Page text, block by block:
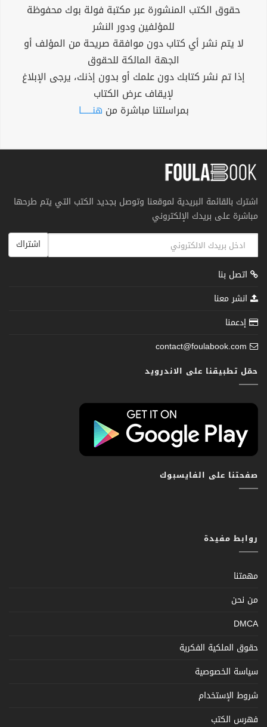
حقوق الكتب المنشورة عبر مكتبة فولة بوك محفوظة
للمؤلفين ودور النشر
لا يتم نشر أي كتاب دون موافقة صريحة من المؤلف أو
الجهة المالكة للحقوق
إذا تم نشر كتابك دون علمك أو بدون إذنك، يرجى الإبلاغ
لإيقاف عرض الكتاب
بمراسلتنا مباشرة من هنــــــا
اشترك بالقائمة البريدية لموقعنا وتوصل بجديد الكتب التي يتم طرحها
مباشرة على بريدك الإلكتروني
اشتراك
اتصل بنا
انشر معنا
إدعمنا
contact@foulabook.com
حمّل تطبيقنا على الاندرويد
صفحتنا على الفايسبوك
روابط مفيدة
مهمتنا
من نحن
DMCA
حقوق الملكية الفكرية
سياسة الخصوصية
شروط الإستخدام
فهرس الكتب